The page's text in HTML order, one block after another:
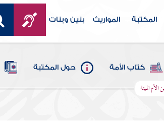
المكتبة المواريث بنين وبنات
كتاب الأمة حول المكتبة
الميتة